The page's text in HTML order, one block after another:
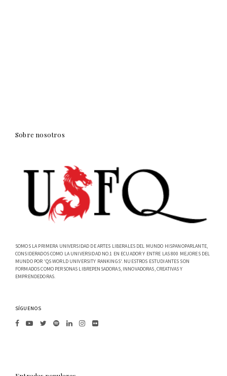
Sobre nosotros
SOMOS LA PRIMERA UNIVERSIDAD DE ARTES LIBERALES DEL MUNDO HISPANOPARLANTE,
CONSIDERADOS COMO LA UNIVERSIDAD NO.1 EN ECUADOR Y ENTRE LAS 800 MEJORES DEL
MUNDO POR 'QS WORLD UNIVERSITY RANKINGS'. NUESTROS ESTUDIANTES SON
FORMADOS COMO PERSONAS LIBREPENSADORAS, INNOVADORAS, CREATIVAS Y
EMPRENDEDORAS.
SÍGUENOS